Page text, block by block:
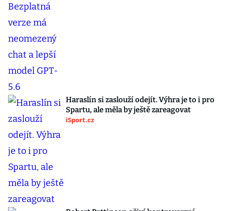
Haraslín si zaslouží odejít. Výhra je to i pro
Spartu, ale měla by ještě zareagovat
iSport.cz